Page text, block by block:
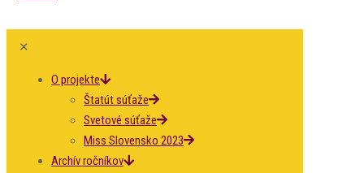
✕
O projekte
Štatút súťaže
Svetové súťaže
Miss Slovensko 2023
Archív ročníkov